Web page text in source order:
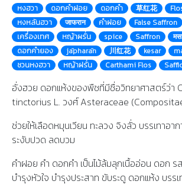
หงฮวา ดอกคำฝอย ดอกคำ 草红花
หงหลันฮวา
जाफरान คำฝอย False Saffron
เครื่องเทศ
หญ้าผรั่น spice Saffron
ดอกคำยอง
jāpharān 川红花 kesar
ชวนหงฮวา
หญ้าฝรั่น Carthami Flos
อั่งฮวย ดอกแห้งของพืชที่มีชื่อวิทยาศาสตร์ว่า
tinctorius L. วงศ์ Asteraceae
ช่วยให้เลือดหมุนเวียน ทะลวง จิงลั่ว บรรเทาอา
ระงับปวด ลดบวม
คำฝอย คำ ดอกคำ เป็นไม้ล้มลุกเนื้ออ่อน ดอก
บำรุงหัวใจ บำรุงประสาท ขับระดู ดอกแห้ง บรร